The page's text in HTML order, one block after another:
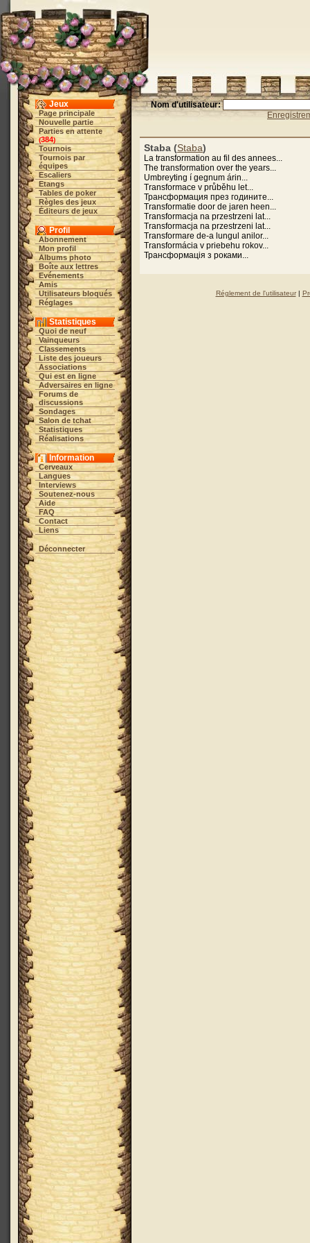
Jeux
Page principale
Nouvelle partie
Parties en attente
(384)
Tournois
Tournois par
équipes
Escaliers
Etangs
Tables de poker
Règles des jeux
Éditeurs de jeux
Profil
Abonnement
Mon profil
Albums photo
Boîte aux lettres
Evénements
Amis
Utilisateurs bloqués
Réglages
Statistiques
Quoi de neuf
Vainqueurs
Classements
Liste des joueurs
Associations
Qui est en ligne
Adversaires en ligne
Forums de
discussions
Sondages
Salon de tchat
Statistiques
Réalisations
Information
Cerveaux
Langues
Interviews
Soutenez-nous
Aide
FAQ
Contact
Liens
Déconnecter
Nom d'utilisateur:
Staba (Staba)
La transformation au fil des annees...
The transformation over the years...
Umbreyting í gegnum árin...
Transformace v průběhu let...
Трансформация през годините...
Transformatie door de jaren heen...
Transformacja na przestrzeni lat...
Transformacja na przestrzeni lat...
Transformare de-a lungul anilor...
Transformácia v priebehu rokov...
Трансформація з роками...
Réglement de l'utilisateur|